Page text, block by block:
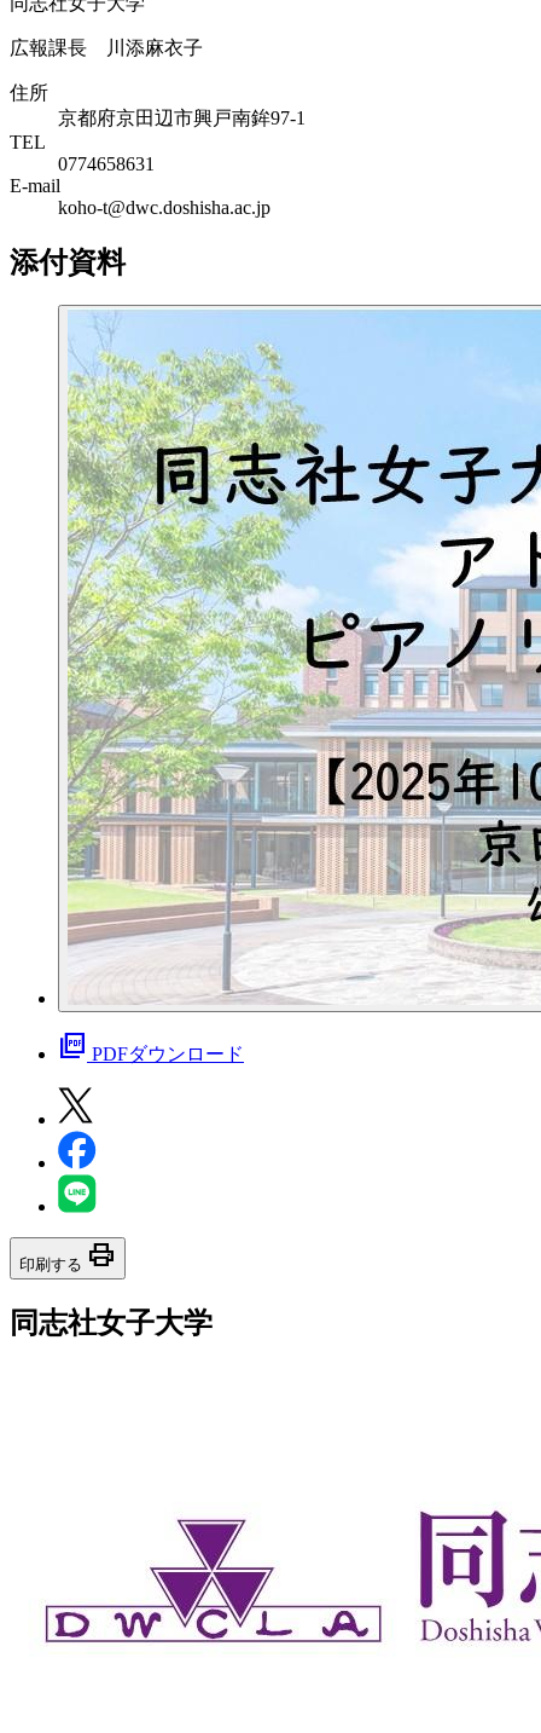
広報課長 川添麻衣子
住所
京都府京田辺市興戸南鉾97-1
TEL
0774658631
E-mail
koho-t@dwc.doshisha.ac.jp
添付資料
picture_as_pdf PDFダウンロード
印刷する print
同志社女子大学